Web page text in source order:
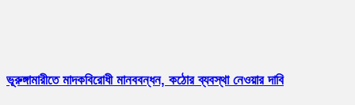
ভূরুঙ্গামারীতে মাদকবিরোধী মানববন্ধন, কঠোর ব্যবস্থা নেওয়ার দাবি